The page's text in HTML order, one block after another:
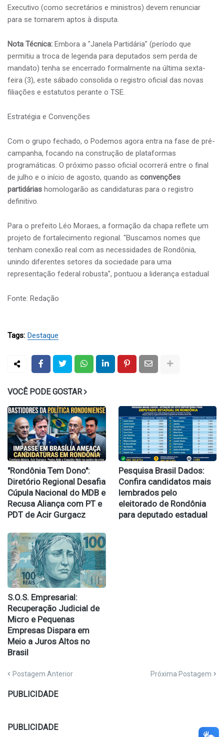
Executivo (como secretários e ministros) devem renunciar
para se tornarem aptos à disputa.
Nota Técnica: Embora a "Janela Partidária" (período que
permitiu a troca de legenda para deputados sem perda de
mandato) tenha se encerrado formalmente na última sexta-
feira (3), este sábado consolida o registro oficial das novas
filiações e estatutos perante o TSE.​
Estratégia e Convenções
Com o grupo fechado, o Podemos agora entra na fase de pré-
campanha, focando na construção de plataformas
programáticas. O próximo passo oficial ocorrerá entre o final
de julho e o início de agosto, quando as convenções
partidárias homologarão as candidaturas para o registro
definitivo.
​Para o prefeito Léo Moraes, a formação da chapa reflete um
projeto de fortalecimento regional. "Buscamos nomes que
tenham conexão real com as necessidades de Rondônia,
unindo diferentes setores da sociedade para uma
representação federal robusta", pontuou a liderança estadual
Fonte: Redação
Tags: Destaque
VOCÊ PODE GOSTAR
​"Rondônia Tem Dono":
Diretório Regional Desafia
Cúpula Nacional do MDB e
Recusa Aliança com PT e
PDT de Acir Gurgacz
Pesquisa Brasil Dados:
Confira candidatos mais
lembrados pelo
eleitorado de Rondônia
para deputado estadual
S.O.S. Empresarial:
Recuperação Judicial de
Micro e Pequenas
Empresas Dispara em
Meio a Juros Altos no
Brasil
Postagem Anterior Próxima Postagem
PUBLICIDADE
PUBLICIDADE